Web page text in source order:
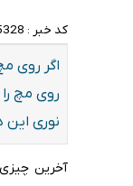
کد خبر :
اگر روی
روی مچ
نوری
آخرین